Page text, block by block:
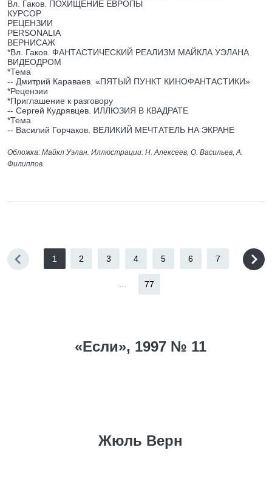
Вл. Гаков. ПОХИЩЕНИЕ ЕВРОПЫ
КУРСОР
РЕЦЕНЗИИ
PERSONALIA
ВЕРНИСАЖ
*Вл. Гаков. ФАНТАСТИЧЕСКИЙ РЕАЛИЗМ МАЙКЛА УЭЛАНА
ВИДЕОДРОМ
*Тема
-- Дмитрий Караваев. «ПЯТЫЙ ПУНКТ КИНОФАНТАСТИКИ»
*Рецензии
*Приглашение к разговору
-- Сергей Кудрявцев. ИЛЛЮЗИЯ В КВАДРАТЕ
*Тема
-- Василий Горчаков. ВЕЛИКИЙ МЕЧТАТЕЛЬ НА ЭКРАНЕ
Обложка: Майкл Уэлан. Иллюстрации: Н. Алексеев, О. Васильев, А.
Филиппов.
1 2 3 4 5 6 7
77
«Если», 1997 № 11
Жюль Верн